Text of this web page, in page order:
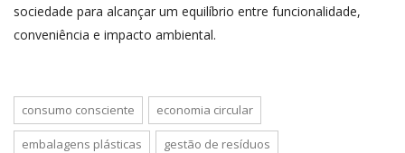
sociedade para alcançar um equilíbrio entre funcionalidade,
conveniência e impacto ambiental.
consumo consciente economia circular
embalagens plásticas gestão de resíduos